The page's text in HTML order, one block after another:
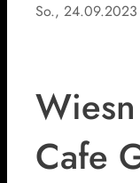
So., 24.09.2023
Cafe